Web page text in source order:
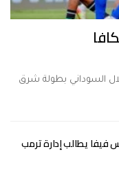
السوداني بطولة شرق
فيفا يطالب إدارة ترمب